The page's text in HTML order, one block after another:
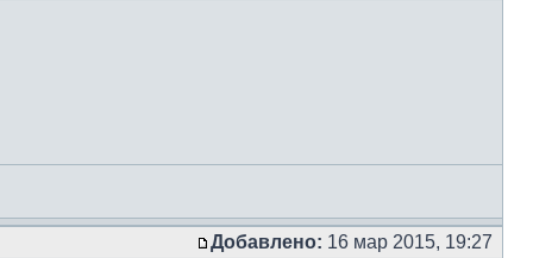
Добавлено: 16 мар 2015, 19:27